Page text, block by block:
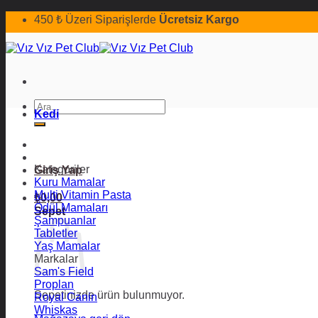
İçeriğe450 ₺ Üzeri Siparişlerde Ücretsiz Kargo
Ara:
Giriş Yap
₺0,00
Sepet
Sepetinizde ürün bulunmuyor.
Kedi
Kategoriler
Kuru Mamalar
Multi Vitamin Pasta
Ödül Mamaları
Şampuanlar
Tabletler
Yaş Mamalar
Markalar
Sam's Field
Proplan
Royal Canin
Whiskas